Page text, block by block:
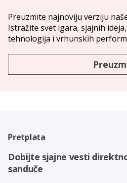
Preuzmite najnoviju verziju
Istražite svet igara, sjajnih
tehnologija i vrhunskih
Pretplata
Dobijte sjajne vesti
sanduče